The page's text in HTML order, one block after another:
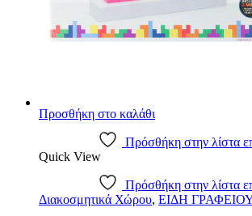
Προσθήκη στο καλάθι
Πρόσθήκη στην λίστα
Quick View
Πρόσθήκη στην λίστα
Διακοσμητικά Χώρου, ΕΙΔΗ ΓΡΑΦΕΙΟΥ